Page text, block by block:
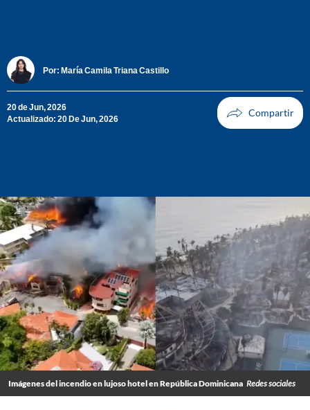
Por: María Camila Triana Castillo
20 de Jun, 2026
Actualizado: 20 De Jun, 2026
Imágenes del incendio en lujoso hotel en República Dominicana Redes sociales